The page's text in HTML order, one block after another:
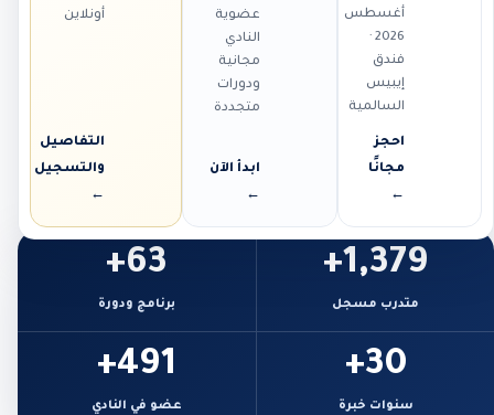
أغسطس
2026 ·
فندق
إيبيس
السالمية
احجز
مجانًا
←
عضوية
النادي
مجانية
ودورات
متجددة
ابدأ الآن
←
أونلاين
التفاصيل
والتسجيل
←
1,379+
متدرب مسجل
63+
برنامج ودورة
30+
سنوات خبرة
491+
عضو في النادي